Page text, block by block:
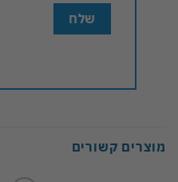
מוצרים קשורים